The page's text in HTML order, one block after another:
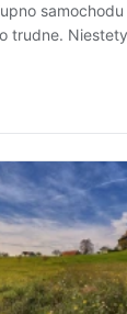
trudne.